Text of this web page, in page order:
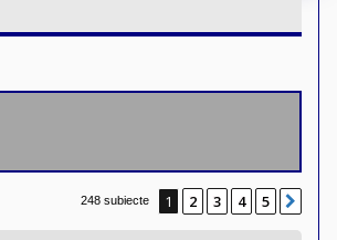
248 subiecte 1 2 3 4 5